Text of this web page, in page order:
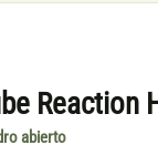
Reaction
abierto